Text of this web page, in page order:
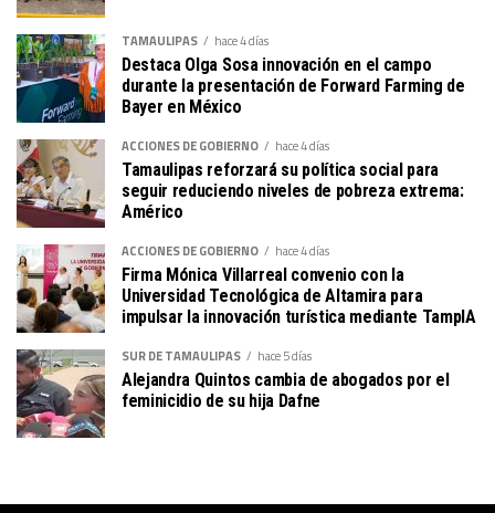
TAMAULIPAS hace 4 días
Destaca Olga Sosa innovación en el campo
durante la presentación de Forward Farming de
Bayer en México
ACCIONES DE GOBIERNO hace 4 días
Tamaulipas reforzará su política social para
seguir reduciendo niveles de pobreza extrema:
Américo
ACCIONES DE GOBIERNO hace 4 días
Firma Mónica Villarreal convenio con la
Universidad Tecnológica de Altamira para
impulsar la innovación turística mediante TampIA
SUR DE TAMAULIPAS hace 5 días
Alejandra Quintos cambia de abogados por el
feminicidio de su hija Dafne